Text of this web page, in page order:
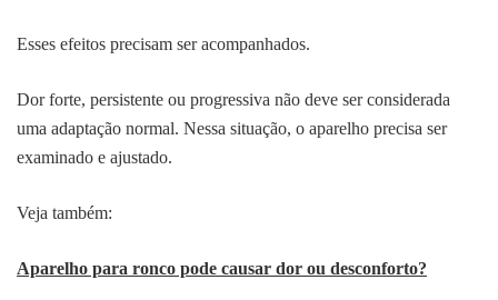
Esses efeitos precisam ser acompanhados.
Dor forte, persistente ou progressiva não deve ser considerada
uma adaptação normal. Nessa situação, o aparelho precisa ser
examinado e ajustado.
Veja também:
Aparelho para ronco pode causar dor ou desconforto?